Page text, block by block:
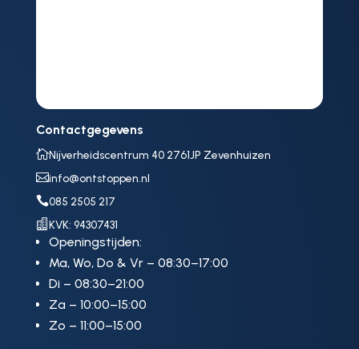
Contactgegevens
Nijverheidscentrum 40 2761JP Zevenhuizen
info@ontstoppen.nl
085 2505 217
 KVK: 94307431
Openingstijden:
Ma, Wo, Do & Vr – 08:30–17:00
Di – 08:30–21:00
Za – 10:00–15:00
Zo – 11:00–15:00